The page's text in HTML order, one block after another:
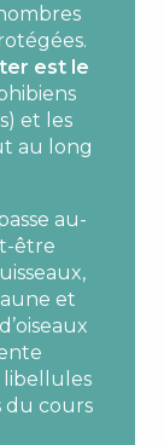
est le
et les
au long
au-
être
et
libellules
du cours